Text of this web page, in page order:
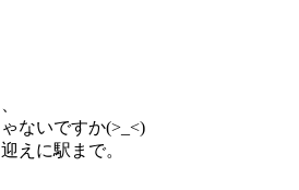
ないですか(>_<)
えに駅まで。